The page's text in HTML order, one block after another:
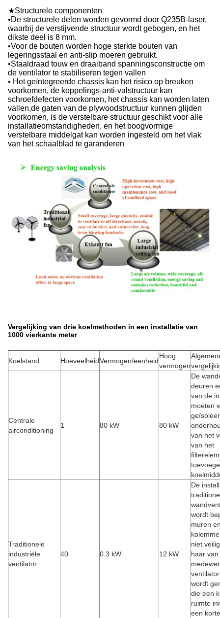
★Structurele componenten
•De structurele delen worden gevormd door Q235B-laser,
waarbij de verstijvende structuur wordt gebogen, en het
dikste deel is 8 mm.
•Voor de bouten worden hoge sterkte bouten van
legeringsstaal en anti-slip moeren gebruikt.
•Staaldraad touw en draaiband spanningsconstructie om
de ventilator te stabiliseren tegen vallen
• Het geïntegreerde chassis kan het risico op breuken
voorkomen, de koppelings-anti-valstructuur kan
schroefdefecten voorkomen, het chassis kan worden laten
vallen,de gaten van de plywoodstructuur kunnen glijden
voorkomen, is de verstelbare structuur geschikt voor alle
installatieomstandigheden, en het boogvormige
verstelbare middelgat kan worden ingesteld om het vlak
van het schaalblad te garanderen
Vergelijking van drie koelmethoden in een installatie van
1000 vierkante meter
Koelstand HoeveelheidVermogen/eenheid
Hoog
vermogen
Centrale
airconditioning
1 80 kW 80 kW
De
deuren
van de
moeten
van het
van het
Traditionele
industriële
ventilator
40 0.3 kW 12 kW
De
wordt
muren
niet
haar van
wordt
die een
ruimte
een korte